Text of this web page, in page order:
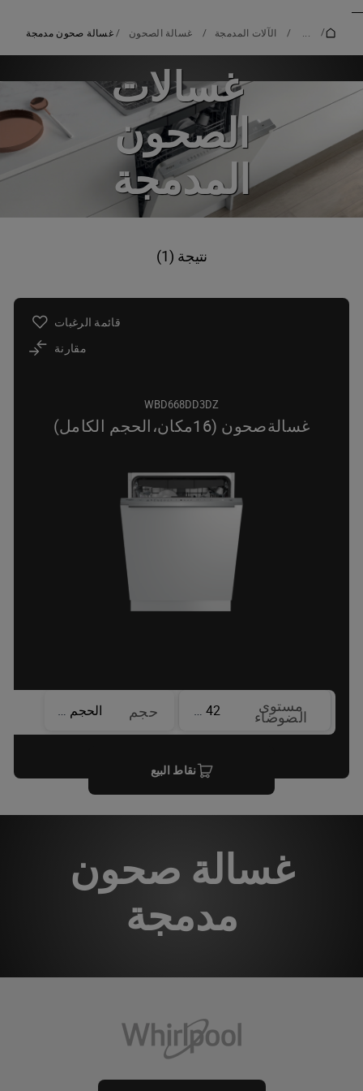
/
/ الآلات المدمجة / غسالة الصحون / غسالة صحون مدمجة
غسالات
الصحون
المدمجة
نتيجة (1)
قائمة الرغبات
مقارنة
WBD668DD3DZ
غسالةصحون (16مكان،الحجم الكامل)
مستوى
الضوضاء 42 dBA حجم الحجم الكامل
نقاط البيع
غسالة صحون
مدمجة